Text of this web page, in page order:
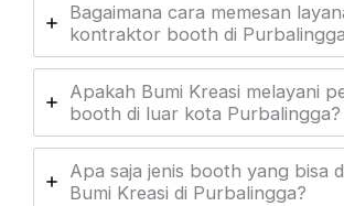
Bagaimana cara memesan
kontraktor booth di
Apakah Bumi Kreasi melayani
booth di luar kota Purbalingga?
Apa saja jenis booth yang bisa
Bumi Kreasi di Purbalingga?